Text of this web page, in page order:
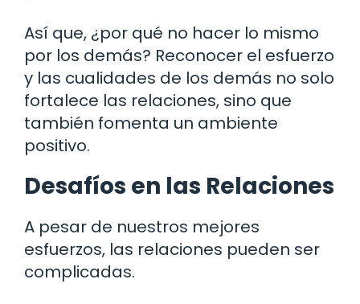
Así que, ¿por qué no hacer lo mismo
por los demás? Reconocer el esfuerzo
y las cualidades de los demás no solo
fortalece las relaciones, sino que
también fomenta un ambiente
positivo.
Desafíos en las Relaciones
A pesar de nuestros mejores
esfuerzos, las relaciones pueden ser
complicadas.